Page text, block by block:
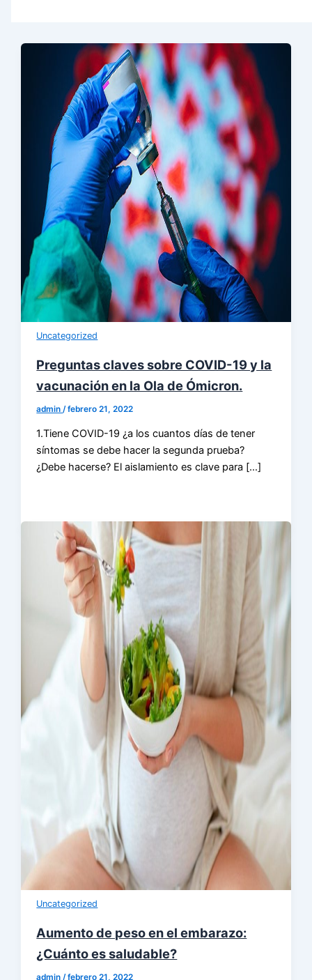
Uncategorized
Preguntas claves sobre COVID-19 y la
vacunación en la Ola de Ómicron.
admin /febrero 21, 2022
1.Tiene COVID-19 ¿a los cuantos días de tener
síntomas se debe hacer la segunda prueba?
¿Debe hacerse? El aislamiento es clave para […]
Uncategorized
Aumento de peso en el embarazo:
¿Cuánto es saludable?
admin/febrero 21, 2022